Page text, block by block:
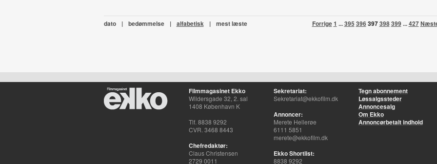
Forrige1 ...395 396397398399...427
dato | bedømmelse | alfabetisk | mest læste
Filmmagasinet Ekko
Wildersgade 32, 2. sal
1408 København K
Tlf. 8838 9292
CVR. 3468 8443
Chefredaktør:
Claus Christensen
2729 0011
Sekretariat:
Sekretariat@ekkofilm.dk
Annoncer:
Merete Hellerøe
6111 5851
merete@ekkofilm.dk
Ekko Shortlist:
8838 9292
Tegn abonnement
Løssalgssteder
Annoncesalg
Om Ekko
Annoncørbetalt indhold